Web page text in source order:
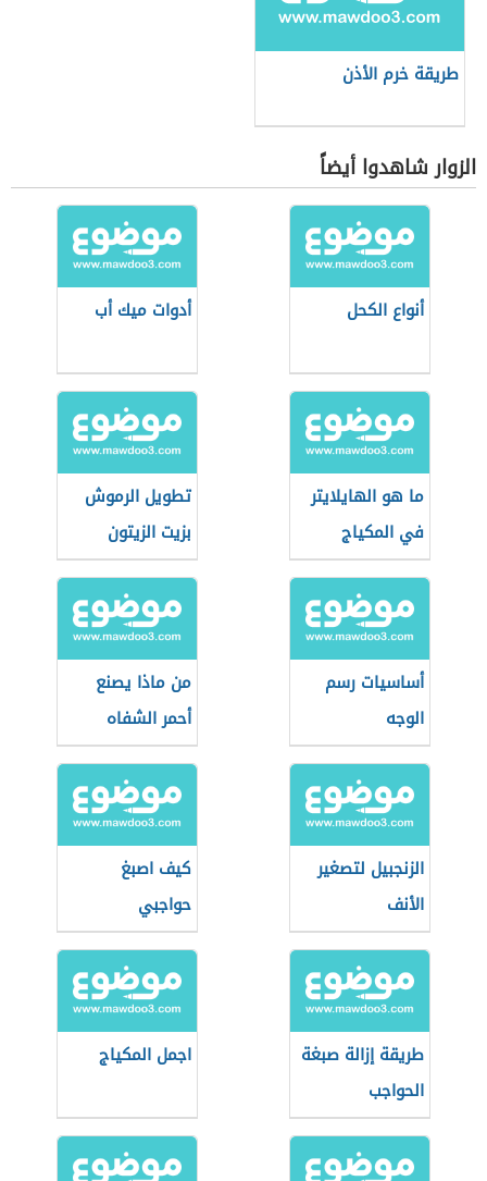
طريقة خرم الأذن
الزوار شاهدوا أيضاً
أنواع الكحل أدوات ميك أب
ما هو الهايلايتر
في المكياج
تطويل الرموش
بزيت الزيتون
أساسيات رسم
الوجه
من ماذا يصنع
أحمر الشفاه
الزنجبيل لتصغير
الأنف
كيف اصبغ
حواجبي
طريقة إزالة صبغة
الحواجب
اجمل المكياج